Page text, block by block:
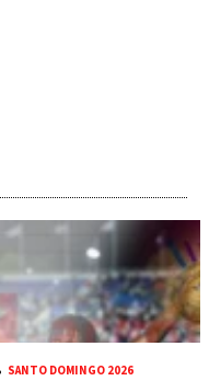
SANTO DOMINGO 2026